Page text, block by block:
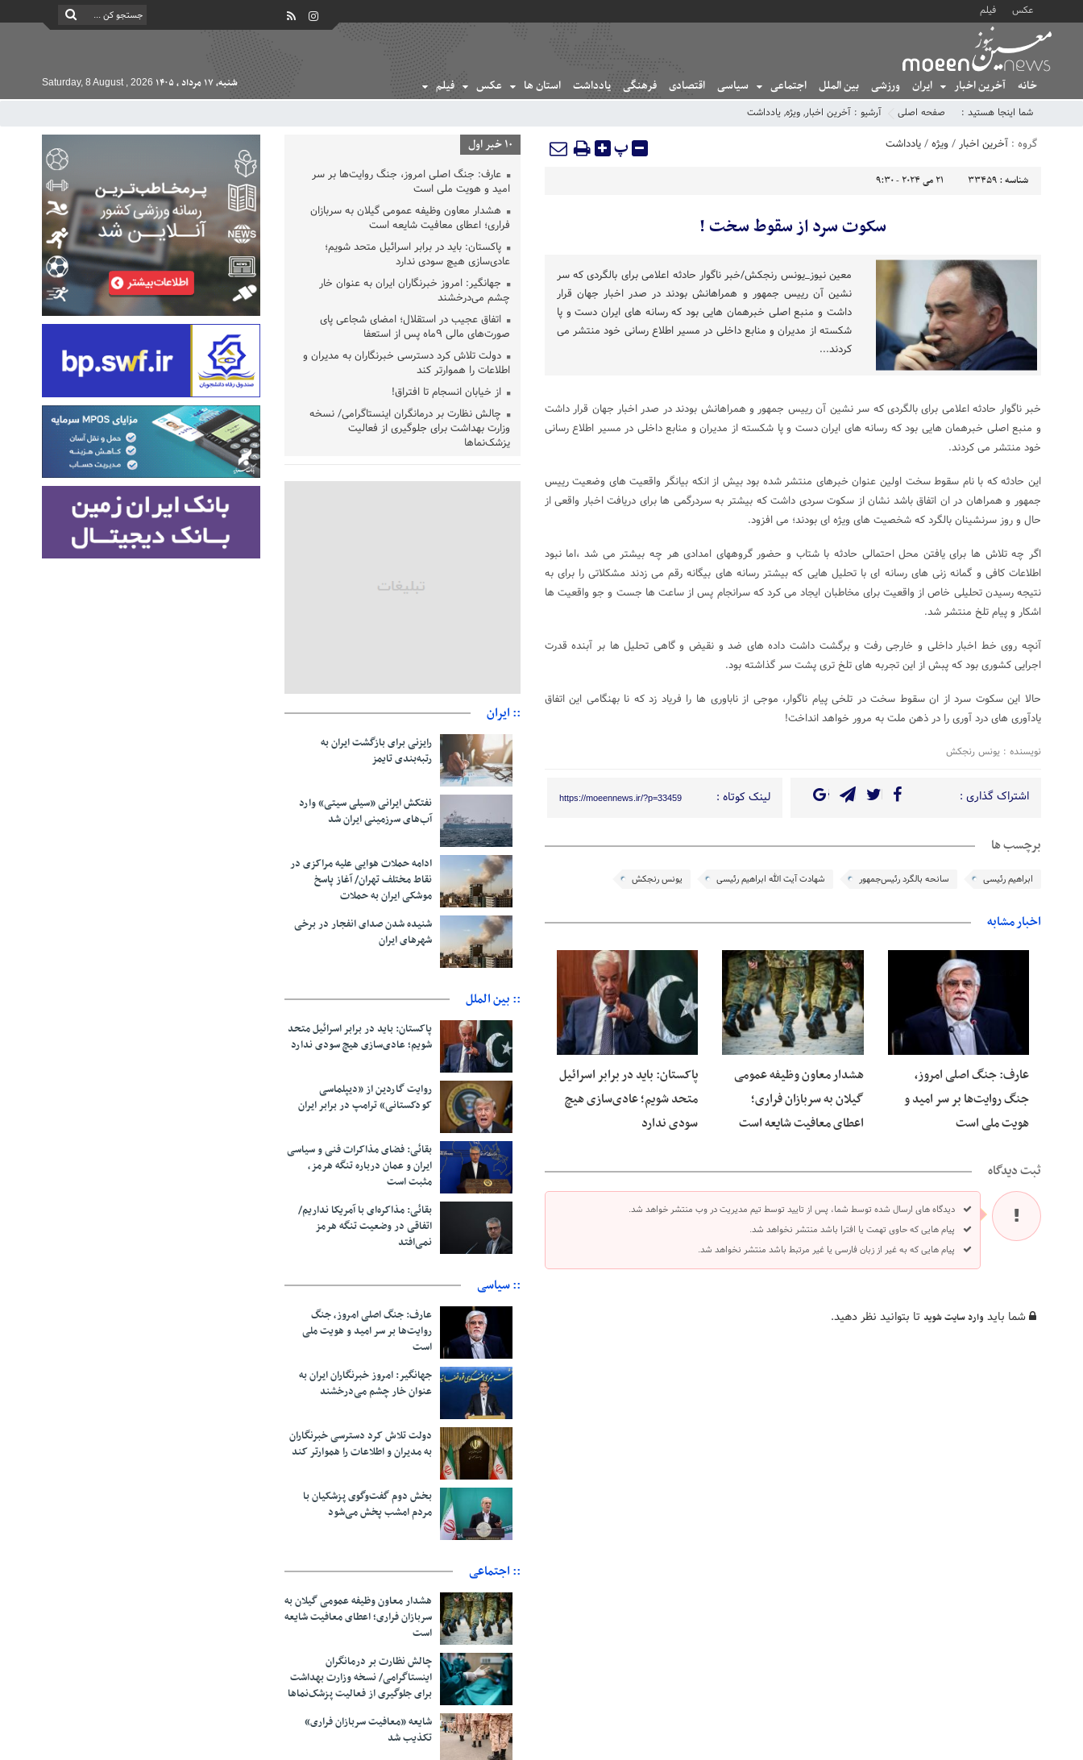
عکس فیلم
خانه آخرین اخبار ایران ورزشی بین الملل اجتماعی سیاسی اقتصادی فرهنگی یادداشت استان ها عکس فیلم شنبه, ۱۷ مرداد , ۱۴۰۵ Saturday, 8 August , 2026
شما اینجا هستید : صفحه اصلی آرشیو : آخرین اخبار, ویژه, یادداشت
گروه : آخرین اخبار/ ویژه/یادداشت پ
شناسه : 33459 21 می 2024 - 9:30
سکوت سرد از سقوط سخت !
معین نیوز_یونس رنجکش/خبر ناگوار حادثه اعلامی برای بالگردی که سر
نشین آن رییس جمهور و همراهانش بودند در صدر اخبار جهان قرار
داشت و منبع اصلی خبرهمان هایی بود که رسانه های ایران دست و پا
شکسته از مدیران و منابع داخلی در مسیر اطلاع رسانی خود منتشر می
کردند...
خبر ناگوار حادثه اعلامی برای بالگردی که سر نشین آن رییس جمهور و همراهانش بودند در صدر اخبار جهان قرار داشت
و منبع اصلی خبرهمان هایی بود که رسانه های ایران دست و پا شکسته از مدیران و منابع داخلی در مسیر اطلاع رسانی
خود منتشر می کردند.
این حادثه که با نام سقوط سخت اولین عنوان خبرهای منتشر شده بود بیش از انکه بیانگر واقعیت های وضعیت رییس
جمهور و همراهان در ان اتفاق باشد نشان از سکوت سردی داشت که بیشتر به سردرگمی ها برای دریافت اخبار واقعی از
حال و روز سرنشینان بالگرد که شخصیت های ویژه ای بودند؛ می افزود.
اگر چه تلاش ها برای یافتن محل احتمالی حادثه با شتاب و حضور گروههای امدادی هر چه بیشتر می شد ،اما نبود
اطلاعات کافی و گمانه زنی های رسانه ای با تحلیل هایی که بیشتر رسانه های بیگانه رقم می زدند مشکلاتی را برای به
نتیجه رسیدن تحلیلی خاص از واقعیت برای مخاطبان ایجاد می کرد که سرانجام پس از ساعت ها جست و جو واقعیت ها
اشکار و پیام تلخ منتشر شد.
آنچه روی خط اخبار داخلی و خارجی رفت و برگشت داشت داده های ضد و نقیض و گاهی تحلیل ها بر آبنده قدرت
اجرایی کشوری بود که پبش از این تجربه های تلخ تری پشت سر گذاشته بود.
حالا این سکوت سرد از ان سقوط سخت در تلخی پیام ناگوار، موجی از ناباوری ها را فریاد زد که نا بهنگامی این اتفاق
یادآوری های درد آوری را در ذهن ملت به مرور خواهد انداخت!
نویسنده : یونس رنجکش
اشتراک گذاری : لینک کوتاه : https://moeennews.ir/?p=33459
برچسب ها
ابراهیم رئیسی سانحه بالگرد رئیس‌جمهور شهادت آیت الله ابراهیم رئیسی یونس رنجکش
اخبار مشابه
عارف: جنگ اصلی امروز،
جنگ روایت‌ها بر سر امید و
هویت ملی است
08 آگوست 2026
هشدار معاون وظیفه عمومی
گیلان به سربازان فراری؛
اعطای معافیت شایعه است
08 آگوست 2026
پاکستان: باید در برابر اسرائیل
متحد شویم؛ عادی‌سازی هیچ
سودی ندارد
ثبت دیدگاه
دیدگاه های ارسال شده توسط شما، پس از تایید توسط تیم مدیریت در وب منتشر خواهد شد.
پیام هایی که حاوی تهمت یا افترا باشد منتشر نخواهد شد.
پیام هایی که به غیر از زبان فارسی یا غیر مرتبط باشد منتشر نخواهد شد.
شما باید وارد سایت شوید تا بتوانید نظر دهید.
10 خبر اول
عارف: جنگ اصلی امروز، جنگ روایت‌ها بر سر
امید و هویت ملی است
هشدار معاون وظیفه عمومی گیلان به سربازان
فراری؛ اعطای معافیت شایعه است
پاکستان: باید در برابر اسرائیل متحد شویم؛
عادی‌سازی هیچ سودی ندارد
جهانگیر: امروز خبرنگاران ایران به عنوان خار
چشم می‌درخشند
اتفاق عجیب در استقلال؛ امضای شجاعی پای
صورت‌های مالی ٩ماه پس از استعفا
دولت تلاش کرد دسترسی خبرنگاران به مدیران و
اطلاعات را هموارتر کند
از خیابان انسجام تا افتراق!
چالش نظارت بر درمانگران اینستاگرامی/ نسخه
وزارت بهداشت برای جلوگیری از فعالیت
پزشک‌نماها
پشتیبانی از زنجیره ارزش بادام زمینی در اولویت
حمایت از مرزنشینان نباید به زیان تولید باشد/
مواد اولیه با کولبری وارد شود
:: ایران
رایزنی برای بازگشت ایران به
رتبه‌بندی تایمز
نفتکش ایرانی «سیلی سیتی» وارد
آب‌های سرزمینی ایران شد
ادامه حملات هوایی علیه مراکزی در
نقاط مختلف تهران/ آغاز پاسخ
موشکی ایران به حملات
شنیده شدن صدای انفجار در برخی
شهرهای ایران
:: بین الملل
پاکستان: باید در برابر اسرائیل متحد
شویم؛ عادی‌سازی هیچ سودی ندارد
روایت گاردین از «دیپلماسی
کودکستانی» ترامپ در برابر ایران
بقائی: فضای مذاکرات فنی و سیاسی
ایران و عمان درباره تنگه هرمز،
مثبت است
بقائی: مذاکره‌ای با آمریکا نداریم/
اتفاقی در وضعیت تنگه هرمز
نمی‌افتد
:: سیاسی
عارف: جنگ اصلی امروز، جنگ
روایت‌ها بر سر امید و هویت ملی
است
جهانگیر: امروز خبرنگاران ایران به
عنوان خار چشم می‌درخشند
دولت تلاش کرد دسترسی خبرنگاران
به مدیران و اطلاعات را هموارتر کند
بخش دوم گفت‌وگوی پزشکیان با
مردم امشب پخش می‌شود
:: اجتماعی
هشدار معاون وظیفه عمومی گیلان به
سربازان فراری؛ اعطای معافیت شایعه
است
چالش نظارت بر درمانگران
اینستاگرامی/ نسخه وزارت بهداشت
برای جلوگیری از فعالیت پزشک‌نماها
شایعه «معافیت سربازان فراری»
تکذیب شد